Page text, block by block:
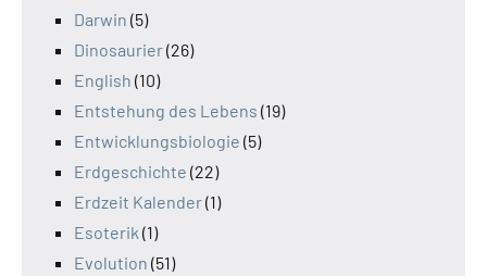
Darwin (5)
Dinosaurier(26)
English (10)
Entstehung des Lebens (19)
Entwicklungsbiologie (5)
Erdgeschichte (22)
Erdzeit Kalender(1)
Esoterik (1)
Evolution (51)